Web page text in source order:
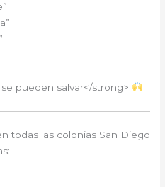
pueden salvar</strong>
todas las colonias San Diego